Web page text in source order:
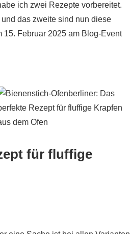
ich zwei Rezepte vorbereitet.
das zweite sind nun diese
Februar 2025 am Blog-Event
für fluffige